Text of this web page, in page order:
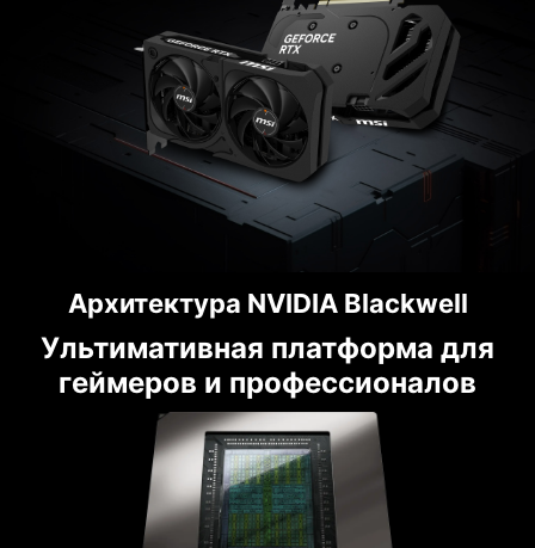
Архитектура NVIDIA Blackwell
Ультимативная платформа для
геймеров и профессионалов